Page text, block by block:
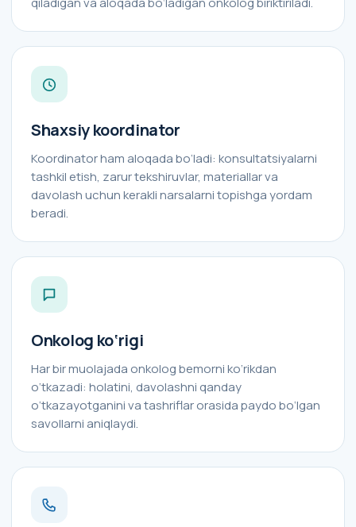
Shaxsiy koordinator
Koordinator ham aloqada bo‘ladi: konsultatsiyalarni
tashkil etish, zarur tekshiruvlar, materiallar va
davolash uchun kerakli narsalarni topishga yordam
beradi.
Onkolog ko‘rigi
Har bir muolajada onkolog bemorni ko‘rikdan
o‘tkazadi: holatini, davolashni qanday
o‘tkazayotganini va tashriflar orasida paydo bo‘lgan
savollarni aniqlaydi.